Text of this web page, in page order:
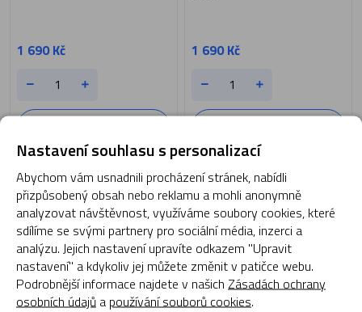
1 690 Kč 1 690 Kč
NEW
Nastavení souhlasu s personalizací
Abychom vám usnadnili procházení stránek, nabídli
přizpůsobený obsah nebo reklamu a mohli anonymně
analyzovat návštěvnost, využíváme soubory cookies, které
sdílíme se svými partnery pro sociální média, inzerci a
analýzu. Jejich nastavení upravíte odkazem "Upravit
nastavení" a kdykoliv jej můžete změnit v patičce webu.
Podrobnější informace najdete v našich Zásadách ochrany
osobních údajů a používání souborů cookies.